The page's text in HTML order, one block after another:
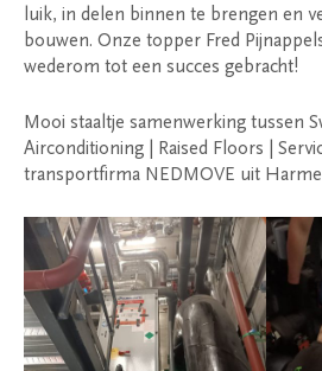
luik, in delen binnen te brengen en
bouwen. Onze topper Fred
wederom tot een succes gebracht!
Mooi staaltje samenwerking tussen
Airconditioning | Raised Floors |
transportfirma NEDMOVE uit